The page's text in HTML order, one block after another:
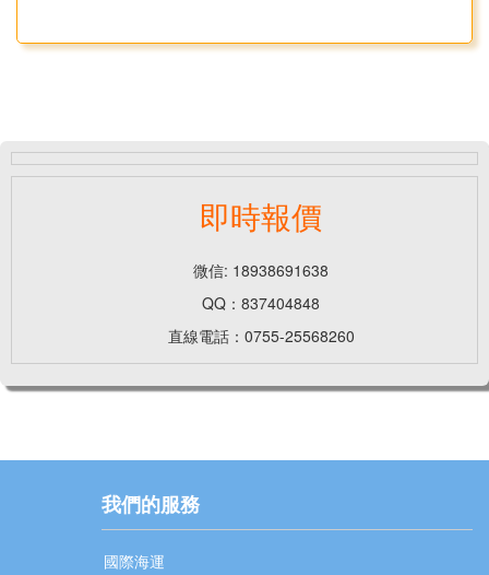
即時報價
微信: 18938691638
QQ：837404848
直線電話：0755-25568260
我們的服務
國際海運